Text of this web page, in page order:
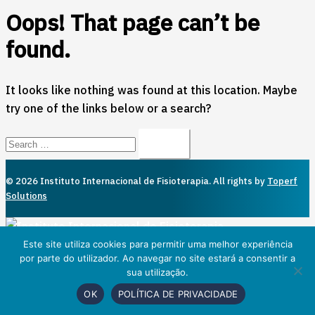
Oops! That page can’t be
found.
It looks like nothing was found at this location. Maybe
try one of the links below or a search?
Search…
© 2026 Instituto Internacional de Fisioterapia. All rights by Toperf
Solutions
Close
menu
Este site utiliza cookies para permitir uma melhor experiência
por parte do utilizador. Ao navegar no site estará a consentir a
sua utilização.
OK
POLÍTICA DE PRIVACIDADE